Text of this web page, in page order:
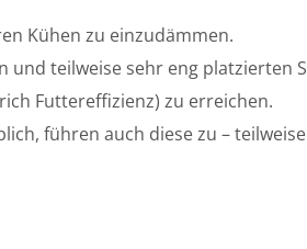
Kühen zu einzudämmen.
und teilweise sehr eng platzierten
Futtereffizienz) zu erreichen.
führen auch diese zu –